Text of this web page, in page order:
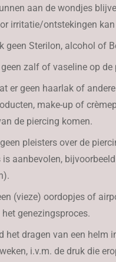
aan de wondjes
irritatie/ontstekingen kan
geen Sterilon, alcohol of
zalf of vaseline op de
er geen haarlak of andere
make-up of
de piercing komen.
pleisters over de
is aanbevolen,
(vieze) oordopjes of
genezingsproces.
het dragen van een helm
i.v.m. de druk die